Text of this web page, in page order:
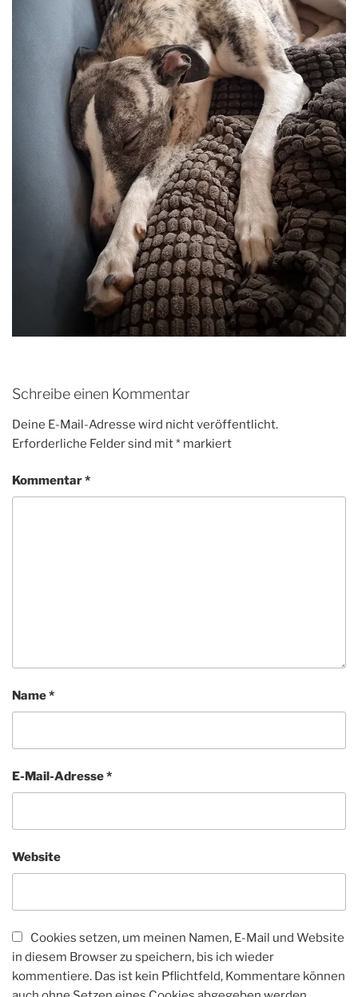
Schreibe einen Kommentar
Deine E-Mail-Adresse wird nicht veröffentlicht.
Erforderliche Felder sind mit* markiert
Kommentar*
Name*
E-Mail-Adresse*
Website
Cookies setzen, um meinen Namen, E-Mail und Website
in diesem Browser zu speichern, bis ich wieder
kommentiere. Das ist kein Pflichtfeld, Kommentare können